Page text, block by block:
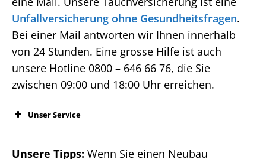
Unfallversicherung ohne Gesundheitsfragen.
Bei einer Mail antworten wir Ihnen innerhalb
von 24 Stunden. Eine grosse Hilfe ist auch
unsere Hotline 0800 – 646 66 76, die Sie
zwischen 09:00 und 18:00 Uhr erreichen.
Unser Service
Unsere Tipps: Wenn Sie einen Neubau